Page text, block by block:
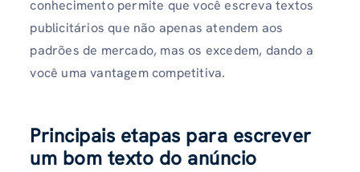
conhecimento permite que você escreva textos
publicitários que não apenas atendem aos
padrões de mercado, mas os excedem, dando a
você uma vantagem competitiva.
Principais etapas para escrever
um bom texto do anúncio